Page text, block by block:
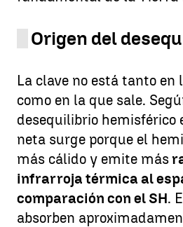
Origen del
La clave no está tanto en
como en la que sale.
desequilibrio hemisférico
neta surge porque el
más cálido y emite más
infrarroja térmica al
comparación con el SH.
absorben